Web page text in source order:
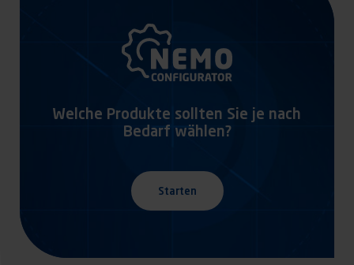
Welche Produkte sollten Sie je nach
Bedarf wählen?
Starten